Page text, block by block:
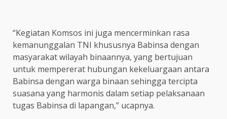
“Kegiatan Komsos ini juga mencerminkan rasa
kemanunggalan TNI khususnya Babinsa dengan
masyarakat wilayah binaannya, yang bertujuan
untuk mempererat hubungan kekeluargaan antara
Babinsa dengan warga binaan sehingga tercipta
suasana yang harmonis dalam setiap pelaksanaan
tugas Babinsa di lapangan,” ucapnya.